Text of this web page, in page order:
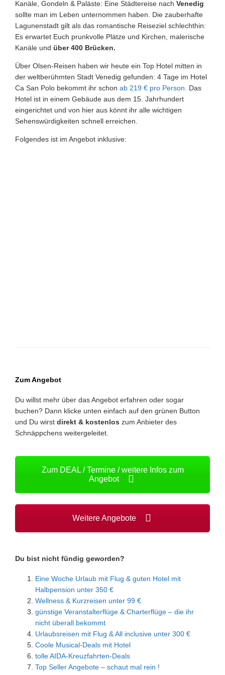
Kanäle, Gondeln & Paläste: Eine Städtereise nach Venedig
sollte man im Leben unternommen haben. Die zauberhafte
Lagunenstadt gilt als das romantische Reiseziel schlechthin:
Es erwartet Euch prunkvolle Plätze und Kirchen, malerische
Kanäle und über 400 Brücken.
Über Olsen-Reisen haben wir heute ein Top Hotel mitten in
der weltberühmten Stadt Venedig gefunden: 4 Tage im Hotel
Ca San Polo bekommt ihr schon ab 219 € pro Person . Das
Hotel ist in einem Gebäude aus dem 15. Jahrhundert
eingerichtet und von hier aus könnt ihr alle wichtigen
Sehenswürdigkeiten schnell erreichen.
Folgendes ist im Angebot inklusive:
Zum Angebot
Du willst mehr über das Angebot erfahren oder sogar
buchen? Dann klicke unten einfach auf den grünen Button
und Du wirst direkt & kostenlos zum Anbieter des
Schnäppchens weitergeleitet.
Zum DEAL / Termine / weitere Infos zum
Angebot
Weitere Angebote
Du bist nicht fündig geworden?
Eine Woche Urlaub mit Flug & guten Hotel mit
Halbpension unter 350 €
Wellness & Kurzreisen unter 99 €
günstige Veranstalterflüge & Charterflüge – die ihr
nicht überall bekommt
Urlaubsreisen mit Flug & All inclusive unter 300 €
Coole Musical-Deals mit Hotel
tolle AIDA-Kreuzfahrten-Deals
Top Seller Angebote – schaut mal rein !